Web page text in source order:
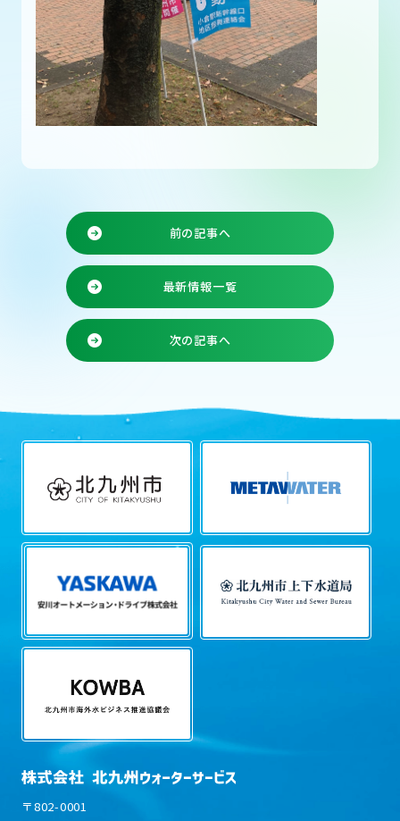
前の記事へ
最新情報一覧
次の記事へ
〒802-0001